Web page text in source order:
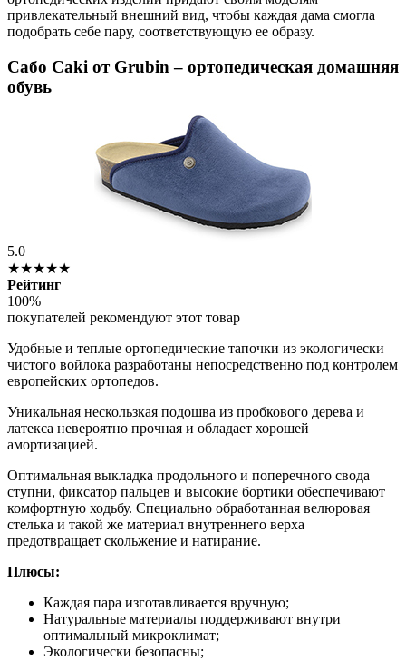
привлекательный внешний вид, чтобы каждая дама смогла
подобрать себе пару, соответствующую ее образу.
Сабо Caki от Grubin – ортопедическая домашняя
обувь
5.0
★★★★★
Рейтинг
100%
покупателей рекомендуют этот товар
Удобные и теплые ортопедические тапочки из экологически
чистого войлока разработаны непосредственно под контролем
европейских ортопедов.
Уникальная нескользкая подошва из пробкового дерева и
латекса невероятно прочная и обладает хорошей
амортизацией.
Оптимальная выкладка продольного и поперечного свода
ступни, фиксатор пальцев и высокие бортики обеспечивают
комфортную ходьбу. Специально обработанная велюровая
стелька и такой же материал внутреннего верха
предотвращает скольжение и натирание.
Плюсы:
Каждая пара изготавливается вручную;
Натуральные материалы поддерживают внутри
оптимальный микроклимат;
Экологически безопасны;